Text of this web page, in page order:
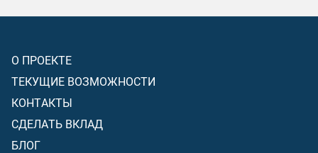
О ПРОЕКТЕ
ТЕКУЩИЕ ВОЗМОЖНОСТИ
КОНТАКТЫ
СДЕЛАТЬ ВКЛАД
БЛОГ